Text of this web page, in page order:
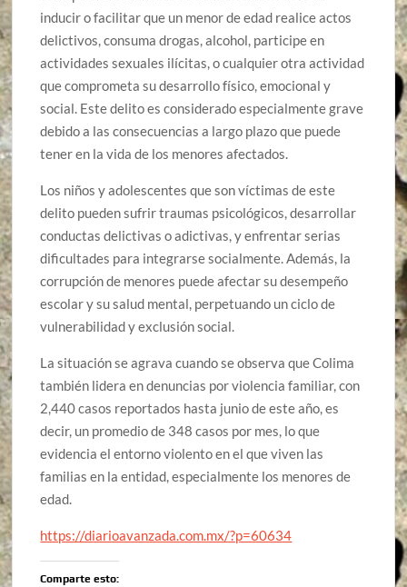
inducir o facilitar que un menor de edad realice actos
delictivos, consuma drogas, alcohol, participe en
actividades sexuales ilícitas, o cualquier otra actividad
que comprometa su desarrollo físico, emocional y
social. Este delito es considerado especialmente grave
debido a las consecuencias a largo plazo que puede
tener en la vida de los menores afectados.
Los niños y adolescentes que son víctimas de este
delito pueden sufrir traumas psicológicos, desarrollar
conductas delictivas o adictivas, y enfrentar serias
dificultades para integrarse socialmente. Además, la
corrupción de menores puede afectar su desempeño
escolar y su salud mental, perpetuando un ciclo de
vulnerabilidad y exclusión social.
La situación se agrava cuando se observa que Colima
también lidera en denuncias por violencia familiar, con
2,440 casos reportados hasta junio de este año, es
decir, un promedio de 348 casos por mes, lo que
evidencia el entorno violento en el que viven las
familias en la entidad, especialmente los menores de
edad.
https://diarioavanzada.com.mx/?p=60634
Comparte esto: